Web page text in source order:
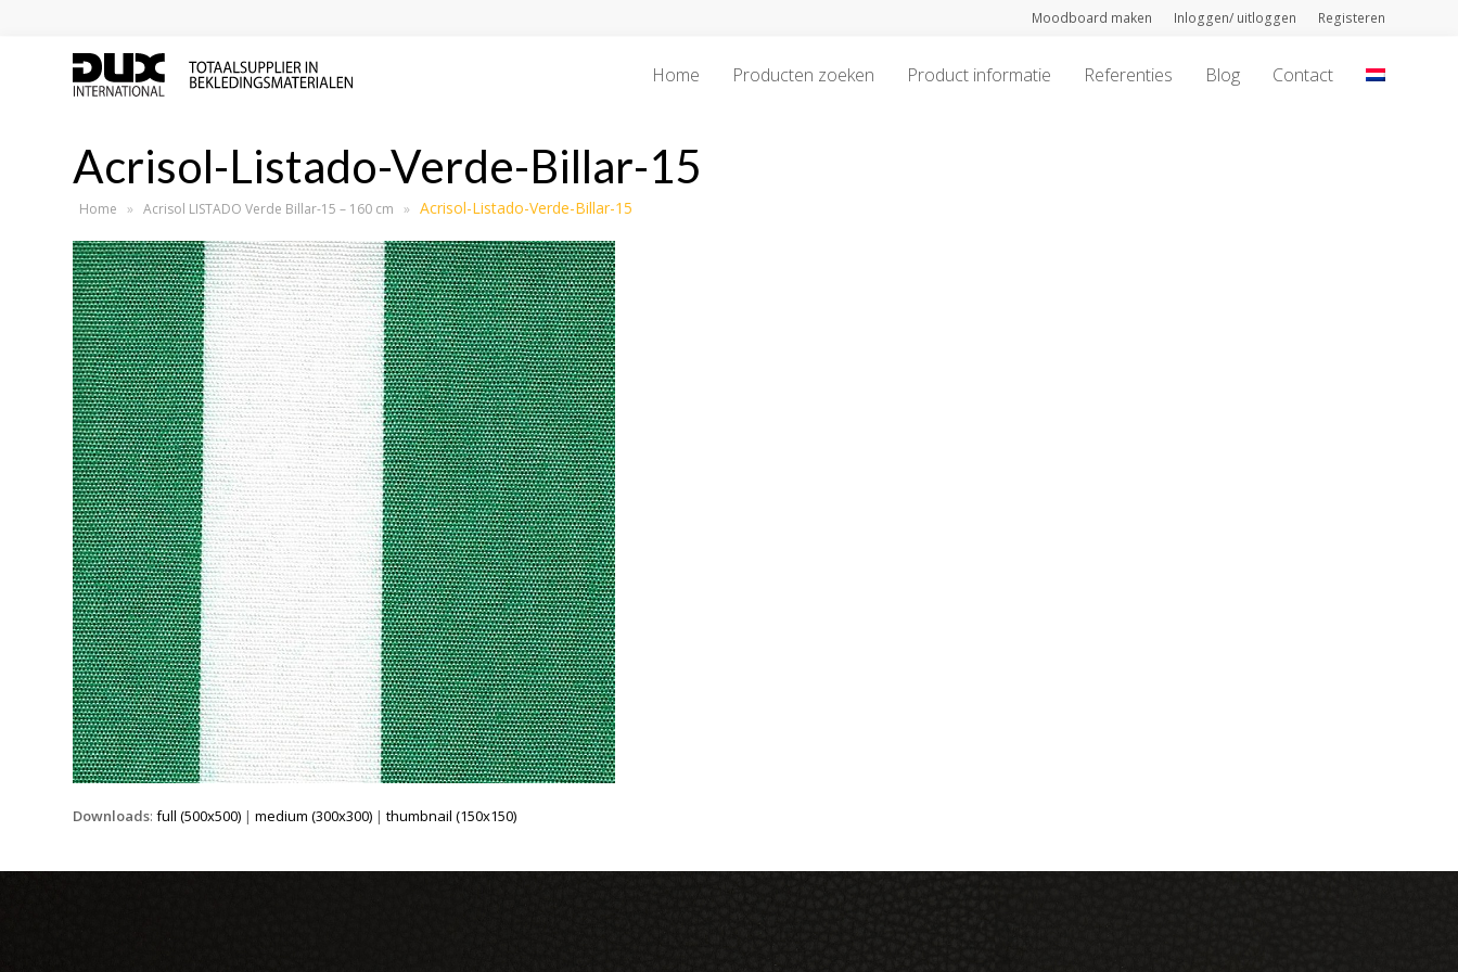
Moodboard maken Inloggen/ uitloggen Registeren
Home Producten zoeken Product informatie Referenties Blog Contact
Acrisol-Listado-Verde-Billar-15
Home » Acrisol LISTADO Verde Billar-15 – 160 cm » Acrisol-Listado-Verde-Billar-15
Downloads:full (500x500) |medium (300x300) |thumbnail (150x150)